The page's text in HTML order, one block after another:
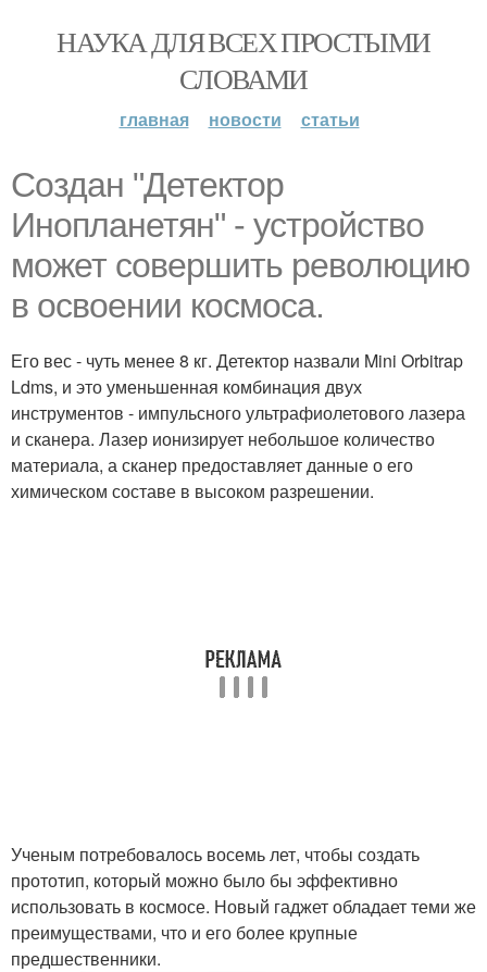
НАУКА ДЛЯ ВСЕХ ПРОСТЫМИ
СЛОВАМИ
главная новости статьи
Создан "Детектор
Инопланетян" - устройство
может совершить революцию
в освоении космоса.
Его вес - чуть менее 8 кг. Детектор назвали Mini Orbitrap
Ldms, и это уменьшенная комбинация двух
инструментов - импульсного ультрафиолетового лазера
и сканера. Лазер ионизирует небольшое количество
материала, а сканер предоставляет данные о его
химическом составе в высоком разрешении.
Ученым потребовалось восемь лет, чтобы создать
прототип, который можно было бы эффективно
использовать в космосе. Новый гаджет обладает теми же
преимуществами, что и его более крупные
предшественники.